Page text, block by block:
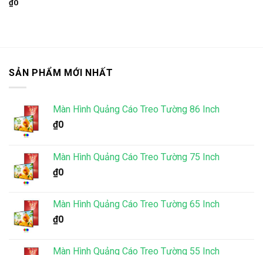
₫0
SẢN PHẨM MỚI NHẤT
Màn Hình Quảng Cáo Treo Tường 86 Inch
₫0
Màn Hình Quảng Cáo Treo Tường 75 Inch
₫0
Màn Hình Quảng Cáo Treo Tường 65 Inch
₫0
Màn Hình Quảng Cáo Treo Tường 55 Inch